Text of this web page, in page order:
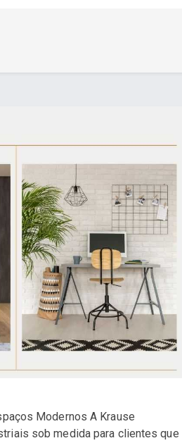
Modernos A Krause
sob medida para clientes que